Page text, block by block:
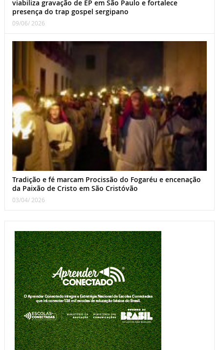
viabiliza gravação de EP em São Paulo e fortalece
presença do trap gospel sergipano
09/06/ 2026
Tradição e fé marcam Procissão do Fogaréu e encenação
da Paixão de Cristo em São Cristóvão
03/04/ 2026